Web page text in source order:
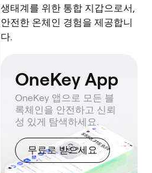
생태계를 위한 통합 지갑으로서,
안전한 온체인 경험을 제공합니
다.
OneKey App
OneKey 앱으로 모든 블
록체인을 안전하고 신뢰
성 있게 탐색하세요.
무료로 받으세요